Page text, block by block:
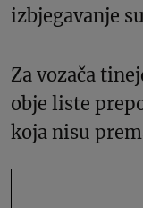
izbjegavanje
Za vozača
obje liste
koja nisu